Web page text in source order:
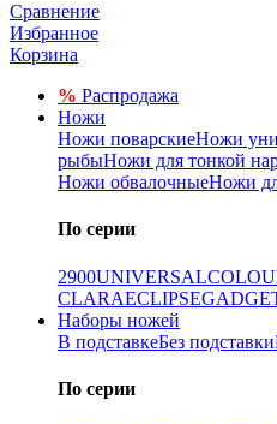
Сравнение
Избранное
Корзина
% Распродажа
Ножи
Ножи поварскиеНожи
рыбыНожи для тонкой
Ножи обвалочныеНожи
По серии
2900UNIVERSAL
CLARAECLIPSE
Наборы ножей
В подставкеБез подставки
По серии